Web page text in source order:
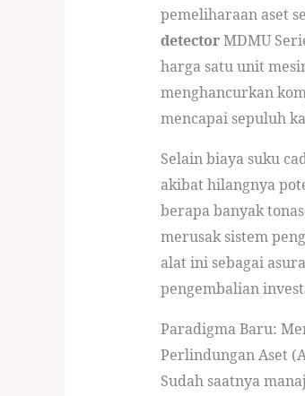
pemeliharaan aset
detectorMDMU
harga satu unit
menghancurkan
mencapai sepuluh
Selain biaya suku
akibat hilangnya
berapa banyak
merusak sistem
alat ini sebagai
pengembalian
Paradigma Baru:
Perlindungan Aset
Sudah saatnya